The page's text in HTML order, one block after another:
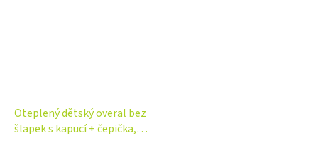
Oteplený dětský overal bez
šlapek s kapucí + čepička,